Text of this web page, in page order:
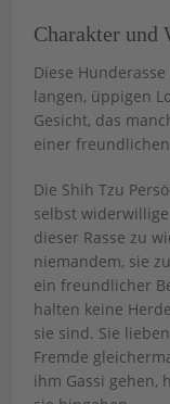
Charakter und
Diese
langen, üppigen
Gesicht, das
einer
Die Shih Tzu
selbst
dieser Rasse zu
niemandem, sie
ein freundlicher
halten keine
sie sind. Sie
Fremde
ihm Gassi gehen,